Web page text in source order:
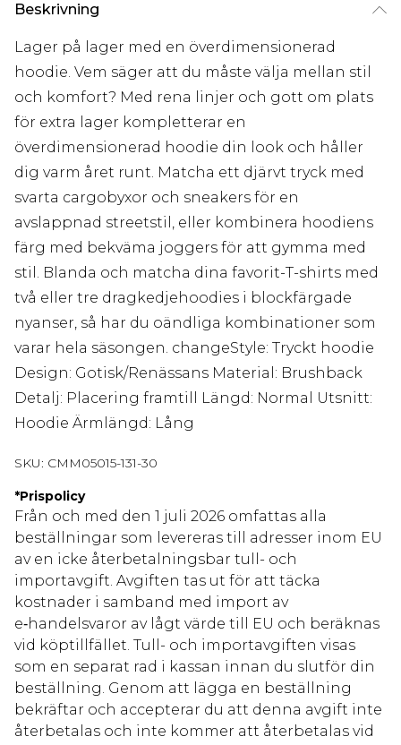
Beskrivning
Lager på lager med en överdimensionerad
hoodie. Vem säger att du måste välja mellan stil
och komfort? Med rena linjer och gott om plats
för extra lager kompletterar en
överdimensionerad hoodie din look och håller
dig varm året runt. Matcha ett djärvt tryck med
svarta cargobyxor och sneakers för en
avslappnad streetstil, eller kombinera hoodiens
färg med bekväma joggers för att gymma med
stil. Blanda och matcha dina favorit-T-shirts med
två eller tre dragkedjehoodies i blockfärgade
nyanser, så har du oändliga kombinationer som
varar hela säsongen. changeStyle: Tryckt hoodie
Design: Gotisk/Renässans Material: Brushback
Detalj: Placering framtill Längd: Normal Utsnitt:
Hoodie Ärmlängd: Lång
SKU: CMM05015-131-30
*Prispolicy
Från och med den 1 juli 2026 omfattas alla
beställningar som levereras till adresser inom EU
av en icke återbetalningsbar tull- och
importavgift. Avgiften tas ut för att täcka
kostnader i samband med import av
e‑handelsvaror av lågt värde till EU och beräknas
vid köptillfället. Tull- och importavgiften visas
som en separat rad i kassan innan du slutför din
beställning. Genom att lägga en beställning
bekräftar och accepterar du att denna avgift inte
återbetalas och inte kommer att återbetalas vid